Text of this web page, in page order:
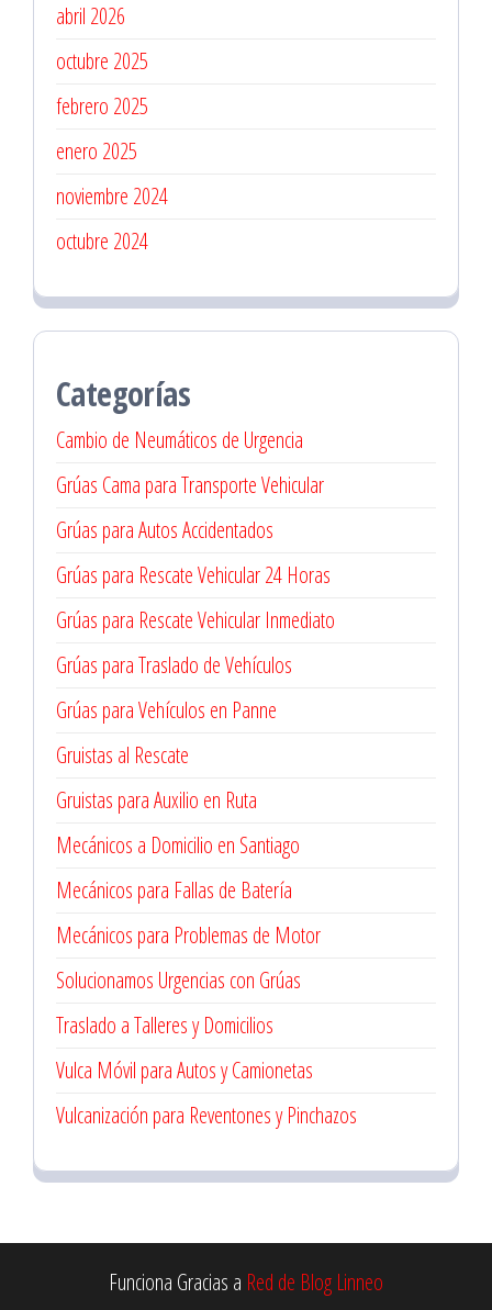
abril 2026
octubre 2025
febrero 2025
enero 2025
noviembre 2024
octubre 2024
Categorías
Cambio de Neumáticos de Urgencia
Grúas Cama para Transporte Vehicular
Grúas para Autos Accidentados
Grúas para Rescate Vehicular 24 Horas
Grúas para Rescate Vehicular Inmediato
Grúas para Traslado de Vehículos
Grúas para Vehículos en Panne
Gruistas al Rescate
Gruistas para Auxilio en Ruta
Mecánicos a Domicilio en Santiago
Mecánicos para Fallas de Batería
Mecánicos para Problemas de Motor
Solucionamos Urgencias con Grúas
Traslado a Talleres y Domicilios
Vulca Móvil para Autos y Camionetas
Vulcanización para Reventones y Pinchazos
Funciona Gracias a Red de Blog Linneo